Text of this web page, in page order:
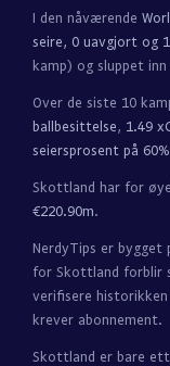
I den nåværende
seire, 0 uavgjort og
kamp) og sluppet inn
Over de siste 10
ballbesittelse, 1.49
seiersprosent på 60%
Skottland har for
€220.90m.
NerdyTips er bygget
for Skottland forblir
verifisere
krever abonnement.
Skottland er bare